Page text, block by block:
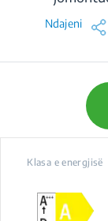
Ndajeni
Klasa e energjisë